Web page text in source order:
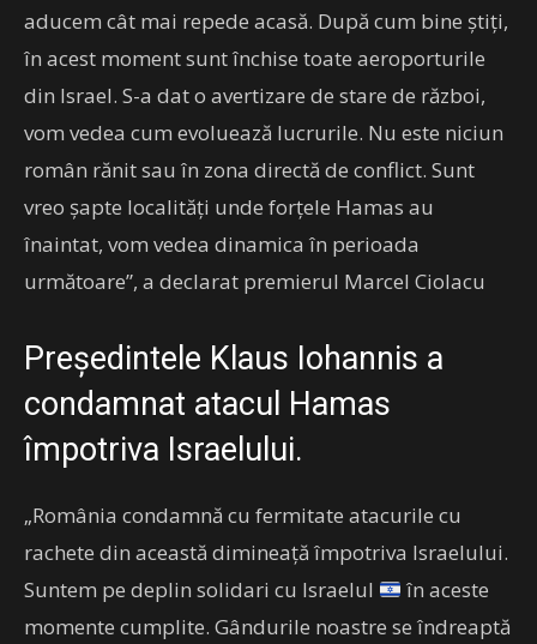
aducem cât mai repede acasă. După cum bine ştiţi,
în acest moment sunt închise toate aeroporturile
din Israel. S-a dat o avertizare de stare de război,
vom vedea cum evoluează lucrurile. Nu este niciun
român rănit sau în zona directă de conflict. Sunt
vreo şapte localităţi unde forţele Hamas au
înaintat, vom vedea dinamica în perioada
următoare”, a declarat premierul Marcel Ciolacu
Președintele Klaus Iohannis a
condamnat atacul Hamas
împotriva Israelului.
„România condamnă cu fermitate atacurile cu
rachete din această dimineață împotriva Israelului.
Suntem pe deplin solidari cu Israelul
în aceste
momente cumplite. Gândurile noastre se îndreaptă